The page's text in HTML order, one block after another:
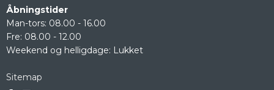
Åbningstider
Man-tors: 08.00 - 16.00
Fre: 08.00 - 12.00
Weekend og helligdage: Lukket
Sitemap